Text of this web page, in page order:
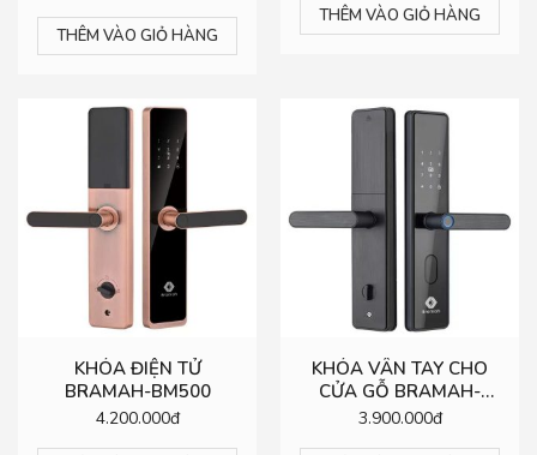
THÊM VÀO GIỎ HÀNG
THÊM VÀO GIỎ HÀNG
KHÓA ĐIỆN TỬ
BRAMAH-BM500
4.200.000đ
KHÓA VÂN TAY CHO
CỬA GỖ BRAMAH-
BM501
3.900.000đ